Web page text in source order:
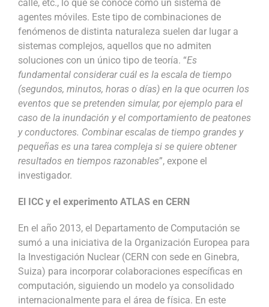
calle, etc., lo que se conoce como un sistema de
agentes móviles. Este tipo de combinaciones de
fenómenos de distinta naturaleza suelen dar lugar a
sistemas complejos, aquellos que no admiten
soluciones con un único tipo de teoría. “Es
fundamental considerar cuál es la escala de tiempo
(segundos, minutos, horas o días) en la que ocurren los
eventos que se pretenden simular, por ejemplo para el
caso de la inundación y el comportamiento de peatones
y conductores. Combinar escalas de tiempo grandes y
pequeñas es una tarea compleja si se quiere obtener
resultados en tiempos razonables”, expone el
investigador.
El ICC y el experimento ATLAS en CERN
En el año 2013, el Departamento de Computación se
sumó a una iniciativa de la Organización Europea para
la Investigación Nuclear (CERN con sede en Ginebra,
Suiza) para incorporar colaboraciones específicas en
computación, siguiendo un modelo ya consolidado
internacionalmente para el área de física. En este